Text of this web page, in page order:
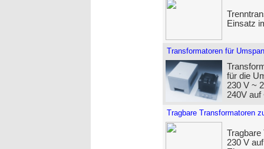
Einsatz
Transformatoren für
für die
230 V ~
240V auf
Tragbare Transformatoren
230 V